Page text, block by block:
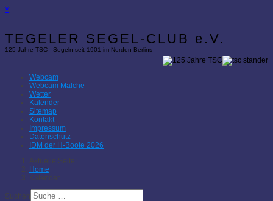
×
TEGELER SEGEL-CLUB e.V.
125 Jahre TSC - Segeln seit 1901 im Norden Berlins
Webcam
Webcam Malche
Wetter
Kalender
Sitemap
Kontakt
Impressum
Datenschutz
IDM der H-Boote 2026
Aktuelle Seite:
Home
Kalender
Suchen